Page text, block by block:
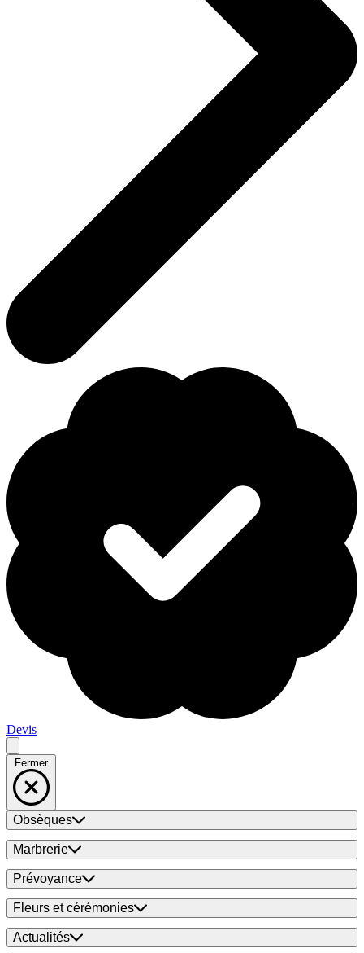
Devis
Fermer
Obsèques
Marbrerie
Prévoyance
Fleurs et cérémonies
Actualités